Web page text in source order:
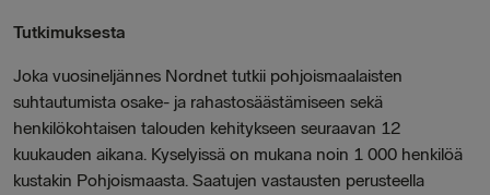
Tutkimuksesta
Joka vuosineljännes Nordnet tutkii pohjoismaalaisten
suhtautumista osake- ja rahastosäästämiseen sekä
henkilökohtaisen talouden kehitykseen seuraavan 12
kuukauden aikana. Kyselyissä on mukana noin 1 000 henkilöä
kustakin Pohjoismaasta. Saatujen vastausten perusteella